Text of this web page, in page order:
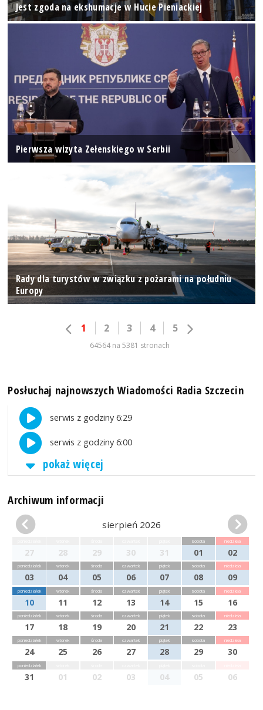
Jest zgoda na ekshumacje w Hucie Pieniackiej
Pierwsza wizyta Zełenskiego w Serbii
Rady dla turystów w związku z pożarami na południu
Europy
1 2 3 4 5
64564 na 5381 stronach
Posłuchaj najnowszych Wiadomości Radia Szczecin
serwis z godziny 6:29
serwis z godziny 6:00
pokaż więcej
Archiwum informacji
sierpień 2026
27 28 29 30 31
sobota
01
niedziela
02
poniedziałek
03
wtorek
04
środa
05
czwartek
06
piątek
07
sobota
08
niedziela
09
poniedziałek
10
wtorek
11
środa
12
czwartek
13
piątek
14
sobota
15
niedziela
16
poniedziałek
17
wtorek
18
środa
19
czwartek
20
piątek
21
sobota
22
niedziela
23
poniedziałek
24
wtorek
25
środa
26
czwartek
27
piątek
28
sobota
29
niedziela
30
poniedziałek
31 01 02 03 04 05 06